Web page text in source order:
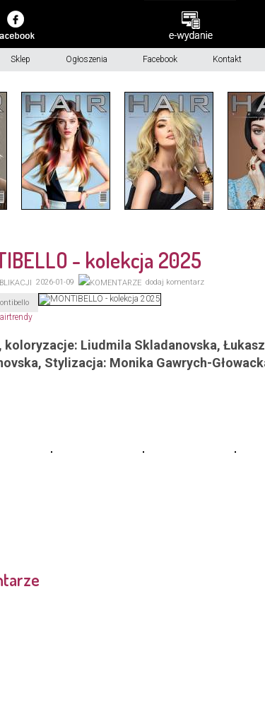
Sklep Ogłoszenia Facebook Kontakt
- kolekcja 2025
2026-01-09 dodaj komentarz
koloryzacje: Liudmila Skladanovska,
Stylizacja: Monika Gawrych-